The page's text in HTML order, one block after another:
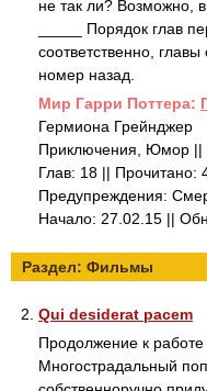
не так ли? Возможно,
_____ Порядок глав
соответственно,
номер назад.
Mир Гарри Поттера:
Гермиона Грейнджер
Приключения, Юмор ||
Глав: 18 || Прочитано:
Предупреждения:
Начало: 27.02.15 ||
Раздел: Фильмы
2. Qui desiderat pacem
Продолжение к
Многострадальный